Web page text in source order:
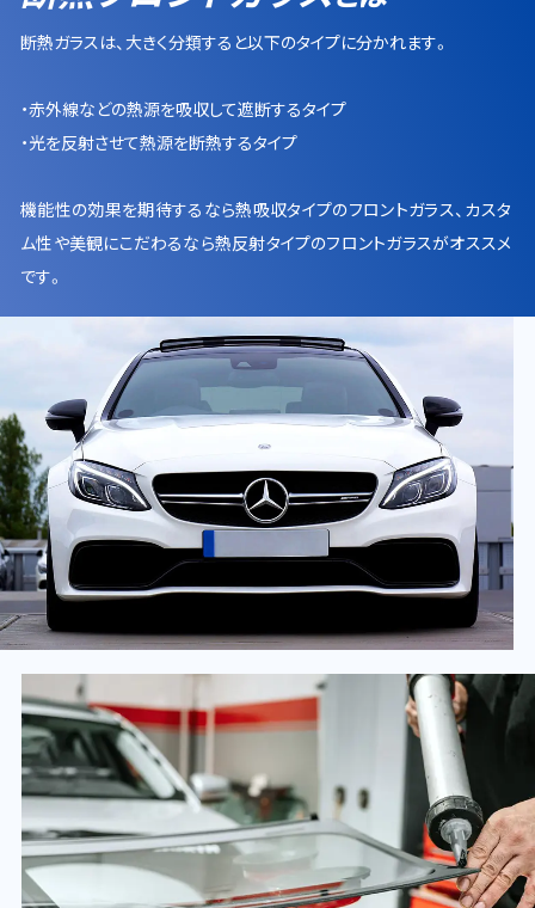
断熱ガラスは、大きく分類すると以下のタイプに分かれます。
・赤外線などの熱源を吸収して遮断するタイプ
・光を反射させて熱源を断熱するタイプ
機能性の効果を期待するなら熱吸収タイプのフロントガラス、カスタ
ム性や美観にこだわるなら熱反射タイプのフロントガラスがオススメ
です。